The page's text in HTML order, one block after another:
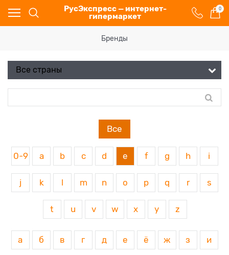
РусЭкспресс — интернет-
гипермаркет
0
Бренды
Все
0-9 a b c d e f g h i
j k m n o p q r s
t u v w x y z
а б в г д е ё ж з и